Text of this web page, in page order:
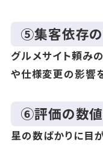
⑤集客依存の
グルメサイト頼み
や仕様変更の影響
⑥評価の数
星の数ばかりに目